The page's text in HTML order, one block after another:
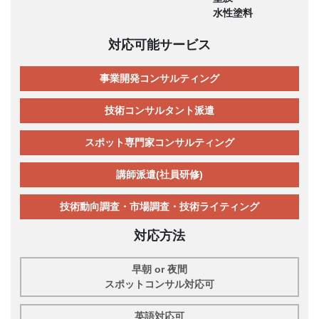
水性塗料
対応可能サービス
事業開発コンサルティング
技術コンサルタント派遣
スポット専門家コンサルティング
講師派遣(社員研修)
技術動向調査・市場調査・技術ライティング
対応方法
早朝 or 夜間
スポットコンサル対応可
英語対応可